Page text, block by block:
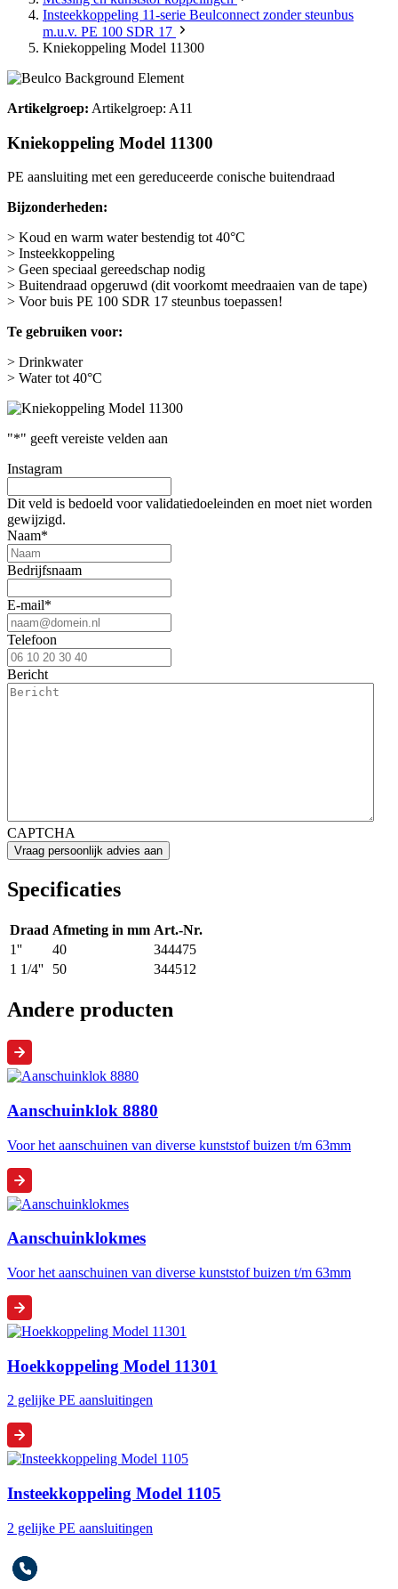
Insteekkoppeling 11-serie Beulconnect zonder steunbus
m.u.v. PE 100 SDR 17
Kniekoppeling Model 11300
Artikelgroep: Artikelgroep: A11
Kniekoppeling Model 11300
PE aansluiting met een gereduceerde conische buitendraad
Bijzonderheden:
> Koud en warm water bestendig tot 40°C
> Insteekkoppeling
> Geen speciaal gereedschap nodig
> Buitendraad opgeruwd (dit voorkomt meedraaien van de tape)
> Voor buis PE 100 SDR 17 steunbus toepassen!
Te gebruiken voor:
> Drinkwater
> Water tot 40°C
"*" geeft vereiste velden aan
Instagram
Dit veld is bedoeld voor validatiedoeleinden en moet niet worden
gewijzigd.
Naam*
Bedrijfsnaam
E-mail*
Telefoon
Bericht
CAPTCHA
Specificaties
Draad Afmeting in mm Art.-Nr.
1''
40
344475
1 1/4''
50 344512
Andere producten
Aanschuinklok 8880
Voor het aanschuinen van diverse kunststof buizen t/m 63mm
Aanschuinklokmes
Voor het aanschuinen van diverse kunststof buizen t/m 63mm
Hoekkoppeling Model 11301
2 gelijke PE aansluitingen
Insteekkoppeling Model 1105
2 gelijke PE aansluitingen